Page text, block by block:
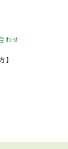
わせ
】